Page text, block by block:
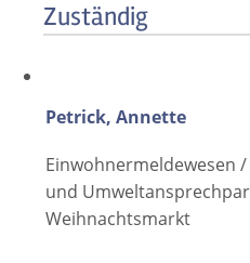
Zuständig
Petrick, Annette
Einwohnermeldewesen
und
Weihnachtsmarkt